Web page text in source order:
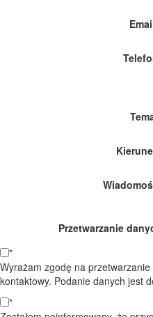
Przetwarzanie
*
Wyrażam zgodę na
kontaktowy. Podanie danych jest
*